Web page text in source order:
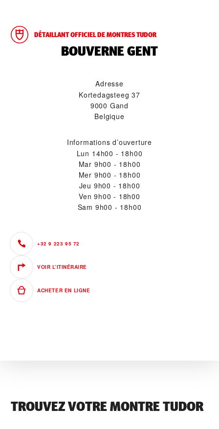
DÉTAILLANT OFFICIEL DE MONTRES TUDOR
‭BOUVERNE GENT‬
Adresse
Kortedagsteeg 37
9000 Gand
Belgique
Informations d’ouverture
Lun 14h00 - 18h00
Mar 9h00 - 18h00
Mer 9h00 - 18h00
Jeu 9h00 - 18h00
Ven 9h00 - 18h00
Sam 9h00 - 18h00
+32 9 223 95 72
VOIR L’ITINÉRAIRE
ACHETER EN LIGNE
TROUVEZ VOTRE MONTRE TUDOR